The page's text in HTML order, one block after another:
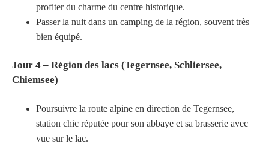
profiter du charme du centre historique.
Passer la nuit dans un camping de la région, souvent très
bien équipé.
Jour 4 – Région des lacs (Tegernsee, Schliersee,
Chiemsee)
Poursuivre la route alpine en direction de Tegernsee,
station chic réputée pour son abbaye et sa brasserie avec
vue sur le lac.